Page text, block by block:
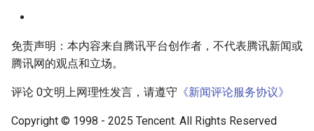
免责声明：本内容来自腾讯平台创作者，不代表腾讯新闻或
腾讯网的观点和立场。
评论 0文明上网理性发言，请遵守 《新闻评论服务协议》
Copyright © 1998 - 2025 Tencent. All Rights Reserved